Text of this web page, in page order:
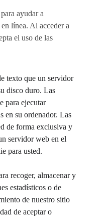
ayudar a
línea. Al acceder a
el uso de las
texto que un servidor
disco duro. Las
para ejecutar
en su ordenador. Las
de forma exclusiva y
servidor web en el
para usted.
recoger, almacenar y
estadísticos o de
de nuestro sitio
de aceptar o